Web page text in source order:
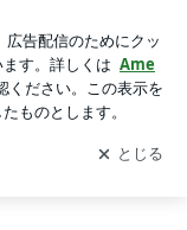
を受け取りまし
開く